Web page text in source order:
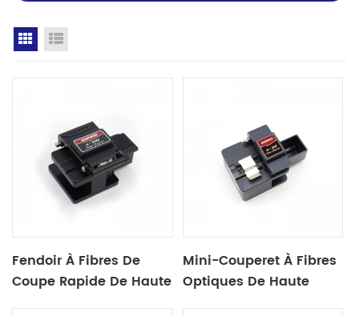
Grid View
Fendoir À Fibres De
Coupe Rapide De Haute
Mini-Couperet À Fibres
Optiques De Haute